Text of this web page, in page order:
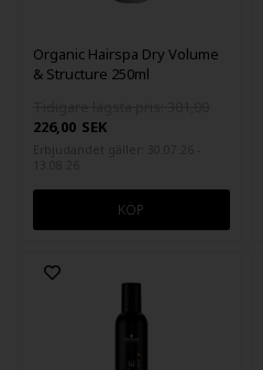
Organic Hairspa Dry Volume
& Structure 250ml
226,00 SEK